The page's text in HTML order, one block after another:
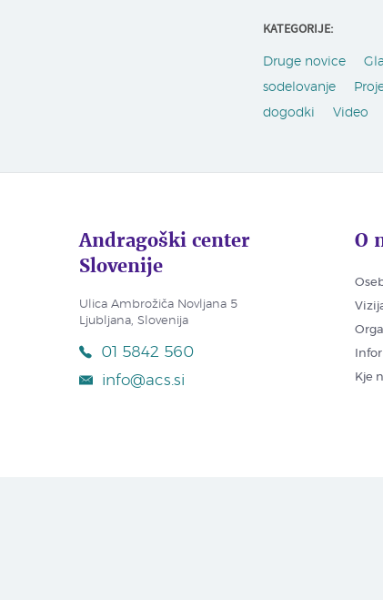
KATEGORIJE:
Druge novice
sodelovanje
dogodki
Video
Andragoški center
Slovenije
Ulica Ambrožiča Novljana 5
Ljubljana, Slovenija
01 5842 560
info@acs.si
O
Kje